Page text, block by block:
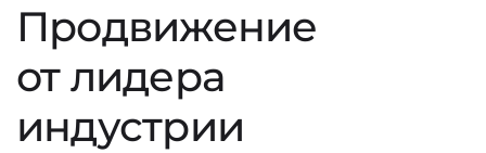
Продвижение
от лидера
индустрии